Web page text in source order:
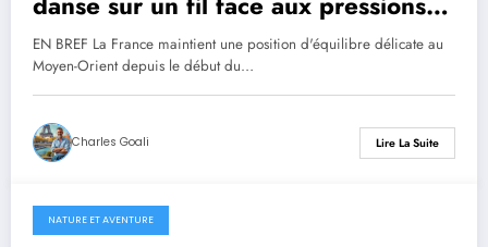
américaines
EN BREF La France maintient une position d'équilibre délicate au
Moyen-Orient depuis le début du…
Charles Goali Lire La Suite
27 février 2026
NATURE ET AVENTURE